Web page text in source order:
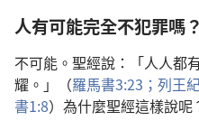
人有可能完全不犯罪嗎？
不可能。聖經說：「人人都
耀。」（羅馬書3:23； 列王
書1:8）為什麼聖經這樣說呢